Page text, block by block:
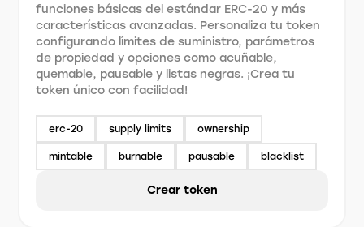
funciones básicas del estándar ERC-20 y más
características avanzadas. Personaliza tu token
configurando límites de suministro, parámetros
de propiedad y opciones como acuñable,
quemable, pausable y listas negras. ¡Crea tu
token único con facilidad!
erc-20 supply limits ownership
mintable burnable pausable blacklist
Crear token